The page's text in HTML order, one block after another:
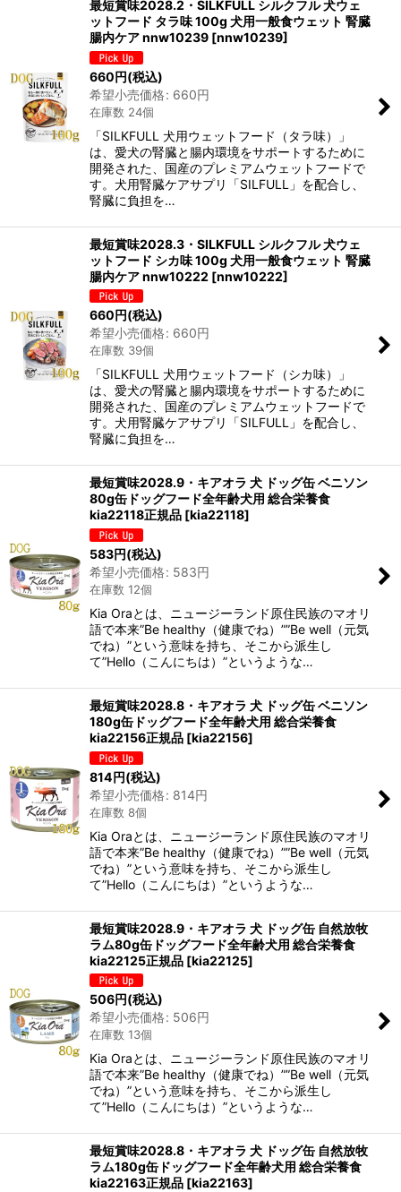
最短賞味2028.2・SILKFULL シルクフル 犬ウェ
ットフード タラ味 100g 犬用一般食ウェット 腎臓
腸内ケア nnw10239 [nnw10239]
660円(税込)
希望小売価格: 660円
在庫数 24個
「SILKFULL 犬用ウェットフード（タラ味）」
は、愛犬の腎臓と腸内環境をサポートするために
開発された、国産のプレミアムウェットフードで
す。犬用腎臓ケアサプリ「SILFULL」を配合し、
腎臓に負担を…
最短賞味2028.3・SILKFULL シルクフル 犬ウェ
ットフード シカ味 100g 犬用一般食ウェット 腎臓
腸内ケア nnw10222 [nnw10222]
660円(税込)
希望小売価格: 660円
在庫数 39個
「SILKFULL 犬用ウェットフード（シカ味）」
は、愛犬の腎臓と腸内環境をサポートするために
開発された、国産のプレミアムウェットフードで
す。犬用腎臓ケアサプリ「SILFULL」を配合し、
腎臓に負担を…
最短賞味2028.9・キアオラ 犬 ドッグ缶 ベニソン
80g缶ドッグフード全年齢犬用 総合栄養食
kia22118正規品 [kia22118]
583円(税込)
希望小売価格: 583円
在庫数 12個
Kia Oraとは、ニュージーランド原住民族のマオリ
語で本来”Be healthy（健康でね）””Be well（元気
でね）”という意味を持ち、そこから派生し
て”Hello（こんにちは）”というような…
最短賞味2028.8・キアオラ 犬 ドッグ缶 ベニソン
180g缶ドッグフード全年齢犬用 総合栄養食
kia22156正規品 [kia22156]
814円(税込)
希望小売価格: 814円
在庫数 8個
Kia Oraとは、ニュージーランド原住民族のマオリ
語で本来”Be healthy（健康でね）””Be well（元気
でね）”という意味を持ち、そこから派生し
て”Hello（こんにちは）”というような…
最短賞味2028.9・キアオラ 犬 ドッグ缶 自然放牧
ラム80g缶ドッグフード全年齢犬用 総合栄養食
kia22125正規品 [kia22125]
506円(税込)
希望小売価格: 506円
在庫数 13個
Kia Oraとは、ニュージーランド原住民族のマオリ
語で本来”Be healthy（健康でね）””Be well（元気
でね）”という意味を持ち、そこから派生し
て”Hello（こんにちは）”というような…
最短賞味2028.8・キアオラ 犬 ドッグ缶 自然放牧
ラム180g缶ドッグフード全年齢犬用 総合栄養食
kia22163正規品 [kia22163]